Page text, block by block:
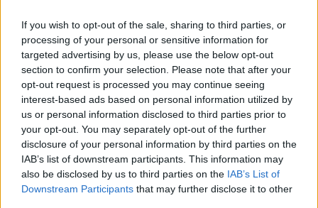
If you wish to opt-out of the sale, sharing to third parties, or
processing of your personal or sensitive information for
targeted advertising by us, please use the below opt-out
section to confirm your selection. Please note that after your
opt-out request is processed you may continue seeing
interest-based ads based on personal information utilized by
us or personal information disclosed to third parties prior to
your opt-out. You may separately opt-out of the further
disclosure of your personal information by third parties on the
IAB’s list of downstream participants. This information may
also be disclosed by us to third parties on the IAB’s List of
Downstream Participants that may further disclose it to other
Nave con bandiera panamense fermata in porto
Il mare dell'Elba uno dei più inquinati
Potrebbe nascere la figura di guida marina
In Toscana l'area marina protetta dei tursiopi
Ecoballe, "Basta palleggio di responsabilità"
Ecoballe, Legambiente scrive ai sindaci elbani